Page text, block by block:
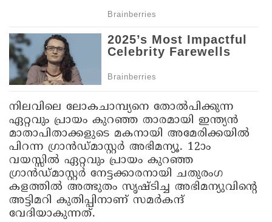
​നിലവിലെ ലോകചാമ്പ്യനെ തോൽപിക്കുന്ന
ഏറ്റവും പ്രായം കുറഞ്ഞ താരമായി ഇന്ത്യൻ
മാതാപിതാക്കളുടെ മകനായി അമേരിക്കയിൽ
പിറന്ന ഗ്രാൻഡ്മാസ്റ്റർ അഭിമന്യൂ. 12ാം
വയസ്സിൽ ഏറ്റവും പ്രായം കുറഞ്ഞ
ഗ്രാൻഡ്മാസ്റ്റർ നേട്ടക്കാരനായി ചതുരംഗ
കളത്തിൽ അത്ഭുതം സൃഷ്ടിച്ച അഭിമന്യുവിന്റെ
അട്ടിമറി കുതിപ്പിനാണ് സമർകന്ദ്
വേദിയാകുന്നത്.